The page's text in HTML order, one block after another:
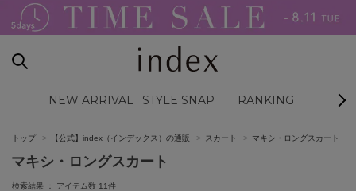
NEW ARRIVAL STYLE SNAP RANKING
トップ 【公式】index（インデックス）の通販 スカート マキシ・ロングスカート
マキシ・ロングスカート
検索結果 ： アイテム数 11件